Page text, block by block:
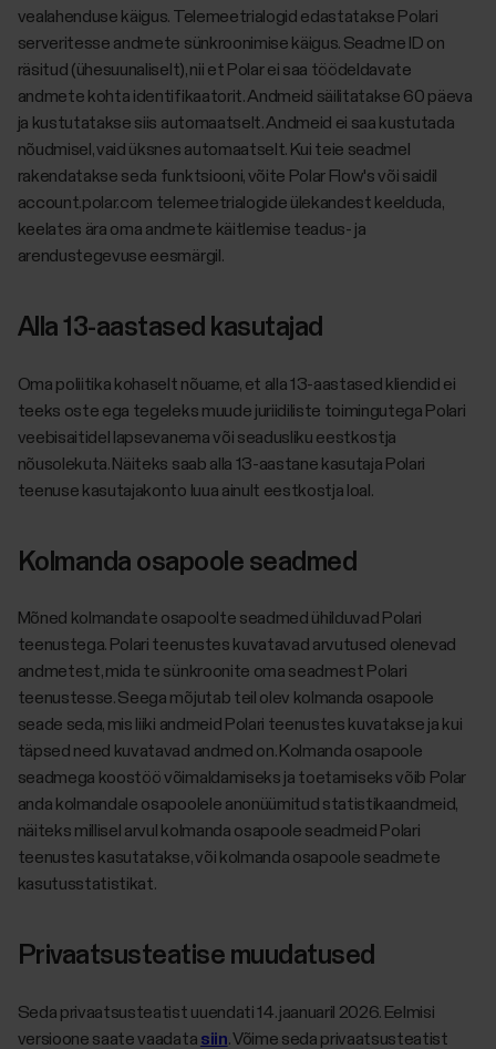
vealahenduse käigus. Telemeetrialogid edastatakse Polari
serveritesse andmete sünkroonimise käigus. Seadme ID on
räsitud (ühesuunaliselt), nii et Polar ei saa töödeldavate
andmete kohta identifikaatorit. Andmeid säilitatakse 60 päeva
ja kustutatakse siis automaatselt. Andmeid ei saa kustutada
nõudmisel, vaid üksnes automaatselt. Kui teie seadmel
rakendatakse seda funktsiooni, võite Polar Flow's või saidil
account.polar.com telemeetrialogide ülekandest keelduda,
keelates ära oma andmete käitlemise teadus- ja
arendustegevuse eesmärgil.
Alla 13-aastased kasutajad
Oma poliitika kohaselt nõuame, et alla 13-aastased kliendid ei
teeks oste ega tegeleks muude juriidiliste toimingutega Polari
veebisaitidel lapsevanema või seadusliku eestkostja
nõusolekuta. Näiteks saab alla 13-aastane kasutaja Polari
teenuse kasutajakonto luua ainult eestkostja loal.
Kolmanda osapoole seadmed
Mõned kolmandate osapoolte seadmed ühilduvad Polari
teenustega. Polari teenustes kuvatavad arvutused olenevad
andmetest, mida te sünkroonite oma seadmest Polari
teenustesse. Seega mõjutab teil olev kolmanda osapoole
seade seda, mis liiki andmeid Polari teenustes kuvatakse ja kui
täpsed need kuvatavad andmed on. Kolmanda osapoole
seadmega koostöö võimaldamiseks ja toetamiseks võib Polar
anda kolmandale osapoolele anonüümitud statistikaandmeid,
näiteks millisel arvul kolmanda osapoole seadmeid Polari
teenustes kasutatakse, või kolmanda osapoole seadmete
kasutusstatistikat.
Privaatsusteatise muudatused
Seda privaatsusteatist uuendati 14. jaanuaril 2026. Eelmisi
versioone saate vaadata siin. Võime seda privaatsusteatist